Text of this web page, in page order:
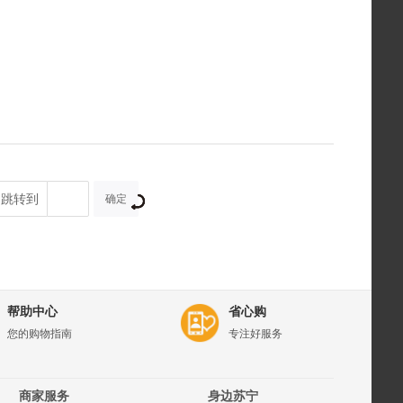
跳转到 确定
帮助中心
您的购物指南
省心购
专注好服务
商家服务 身边苏宁